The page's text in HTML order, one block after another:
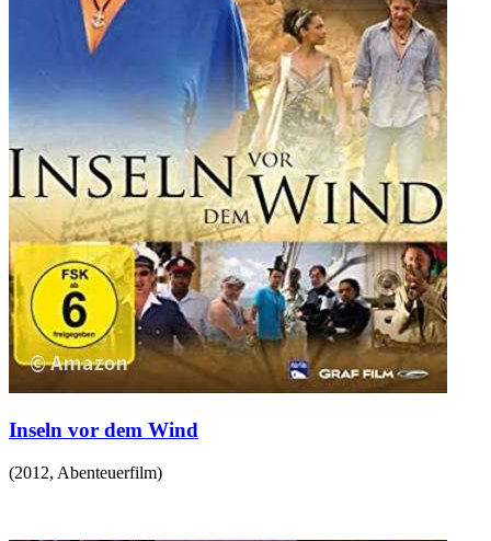
Inseln vor dem Wind
(2012, Abenteuerfilm)